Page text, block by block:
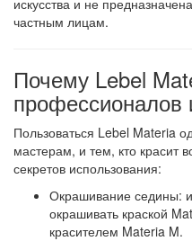
искусства и не
частным лицам.
Почему Lebel
профессионалов
Пользоваться Lebel Materia
мастерам, и тем, кто красит
секретов использования:
Окрашивание седины:
окрашивать краской
красителем Materia M.